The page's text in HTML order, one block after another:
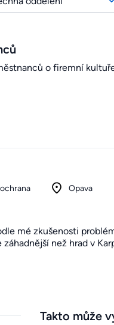
o firemní
Opava
mé zkušenosti
než hrad v
Takto může